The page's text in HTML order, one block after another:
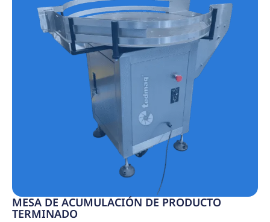
MESA DE ACUMULACIÓN DE PRODUCTO
TERMINADO